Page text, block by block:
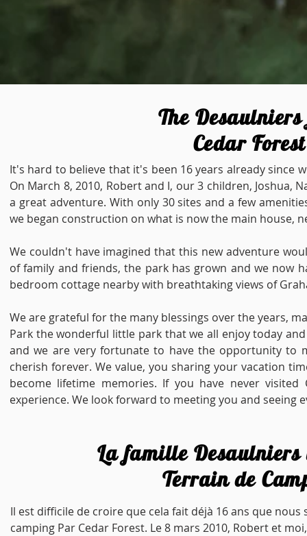
The
Cedar
It's hard to believe that it's been 16 years already since
On March 8, 2010, Robert and I, our 3 children,
a great adventure. With only 30 sites and a few
we began construction on what is now the main house,
We couldn't have imagined that this new adventure
of family and friends, the park has grown and we now
bedroom cottage nearby with breathtaking views of
We are grateful for the many blessings over the years,
Park the wonderful little park that we all enjoy today
and we are very fortunate to have the opportunity to
cherish forever. We value, you sharing your vacation
become lifetime memories. If you have never
experience. We look forward to meeting you and seeing
La famille Desaulniers
Terrain de
Il est difficile de croire que cela fait déjà 16 ans que
camping Par Cedar Forest. Le 8 mars 2010, Robert et